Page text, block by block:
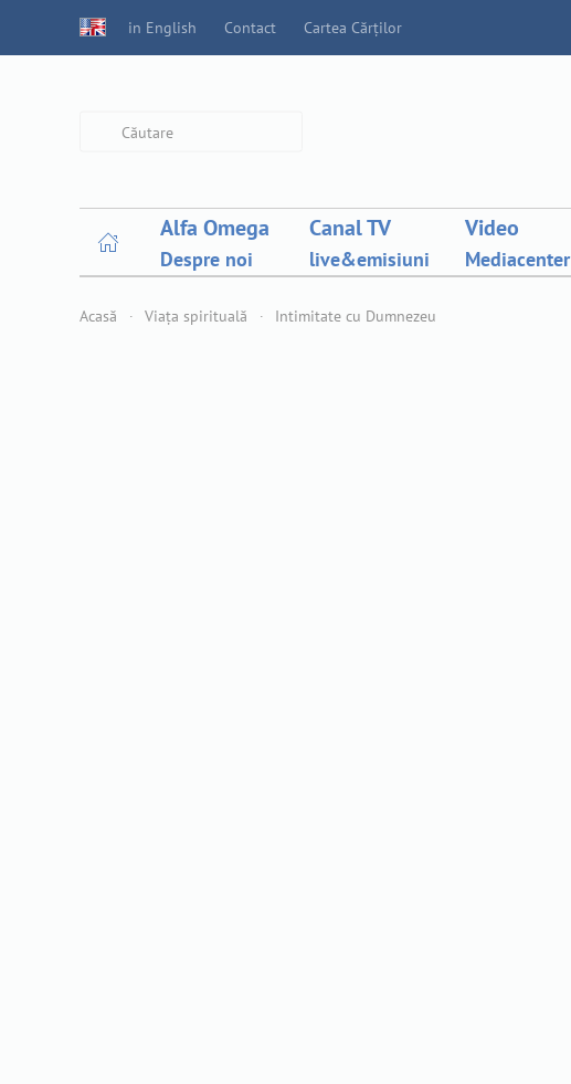
in English Contact Cartea Cărților
Alfa Omega
Despre noi
Canal TV
live&emisiuni
Video
Mediacenter
Acasă Viața spirituală Intimitate cu Dumnezeu